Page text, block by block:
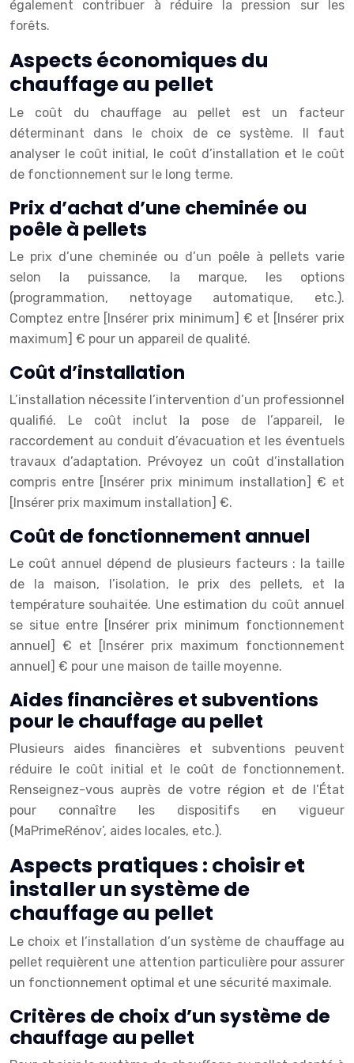
également contribuer à réduire la pression sur les
forêts.
Aspects économiques du
chauffage au pellet
Le coût du chauffage au pellet est un facteur
déterminant dans le choix de ce système. Il faut
analyser le coût initial, le coût d’installation et le coût
de fonctionnement sur le long terme.
Prix d’achat d’une cheminée ou
poêle à pellets
Le prix d’une cheminée ou d’un poêle à pellets varie
selon la puissance, la marque, les options
(programmation, nettoyage automatique, etc.).
Comptez entre [Insérer prix minimum] € et [Insérer prix
maximum] € pour un appareil de qualité.
Coût d’installation
L’installation nécessite l’intervention d’un professionnel
qualifié. Le coût inclut la pose de l’appareil, le
raccordement au conduit d’évacuation et les éventuels
travaux d’adaptation. Prévoyez un coût d’installation
compris entre [Insérer prix minimum installation] € et
[Insérer prix maximum installation] €.
Coût de fonctionnement annuel
Le coût annuel dépend de plusieurs facteurs : la taille
de la maison, l’isolation, le prix des pellets, et la
température souhaitée. Une estimation du coût annuel
se situe entre [Insérer prix minimum fonctionnement
annuel] € et [Insérer prix maximum fonctionnement
annuel] € pour une maison de taille moyenne.
Aides financières et subventions
pour le chauffage au pellet
Plusieurs aides financières et subventions peuvent
réduire le coût initial et le coût de fonctionnement.
Renseignez-vous auprès de votre région et de l’État
pour connaître les dispositifs en vigueur
(MaPrimeRénov’, aides locales, etc.).
Aspects pratiques : choisir et
installer un système de
chauffage au pellet
Le choix et l’installation d’un système de chauffage au
pellet requièrent une attention particulière pour assurer
un fonctionnement optimal et une sécurité maximale.
Critères de choix d’un système de
chauffage au pellet